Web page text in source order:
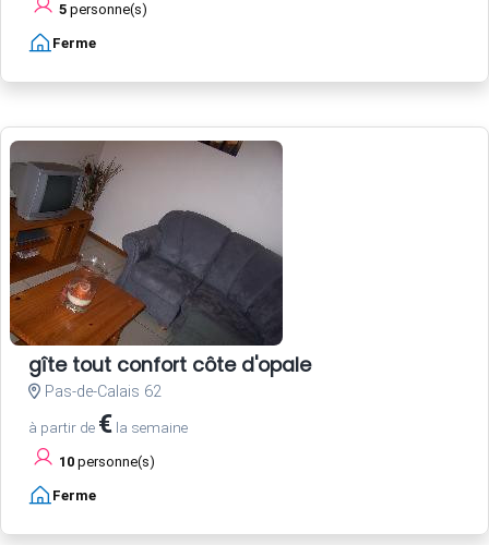
5 personne(s)
Ferme
gîte tout confort côte d'opale
Pas-de-Calais 62
à partir de € la semaine
10 personne(s)
Ferme